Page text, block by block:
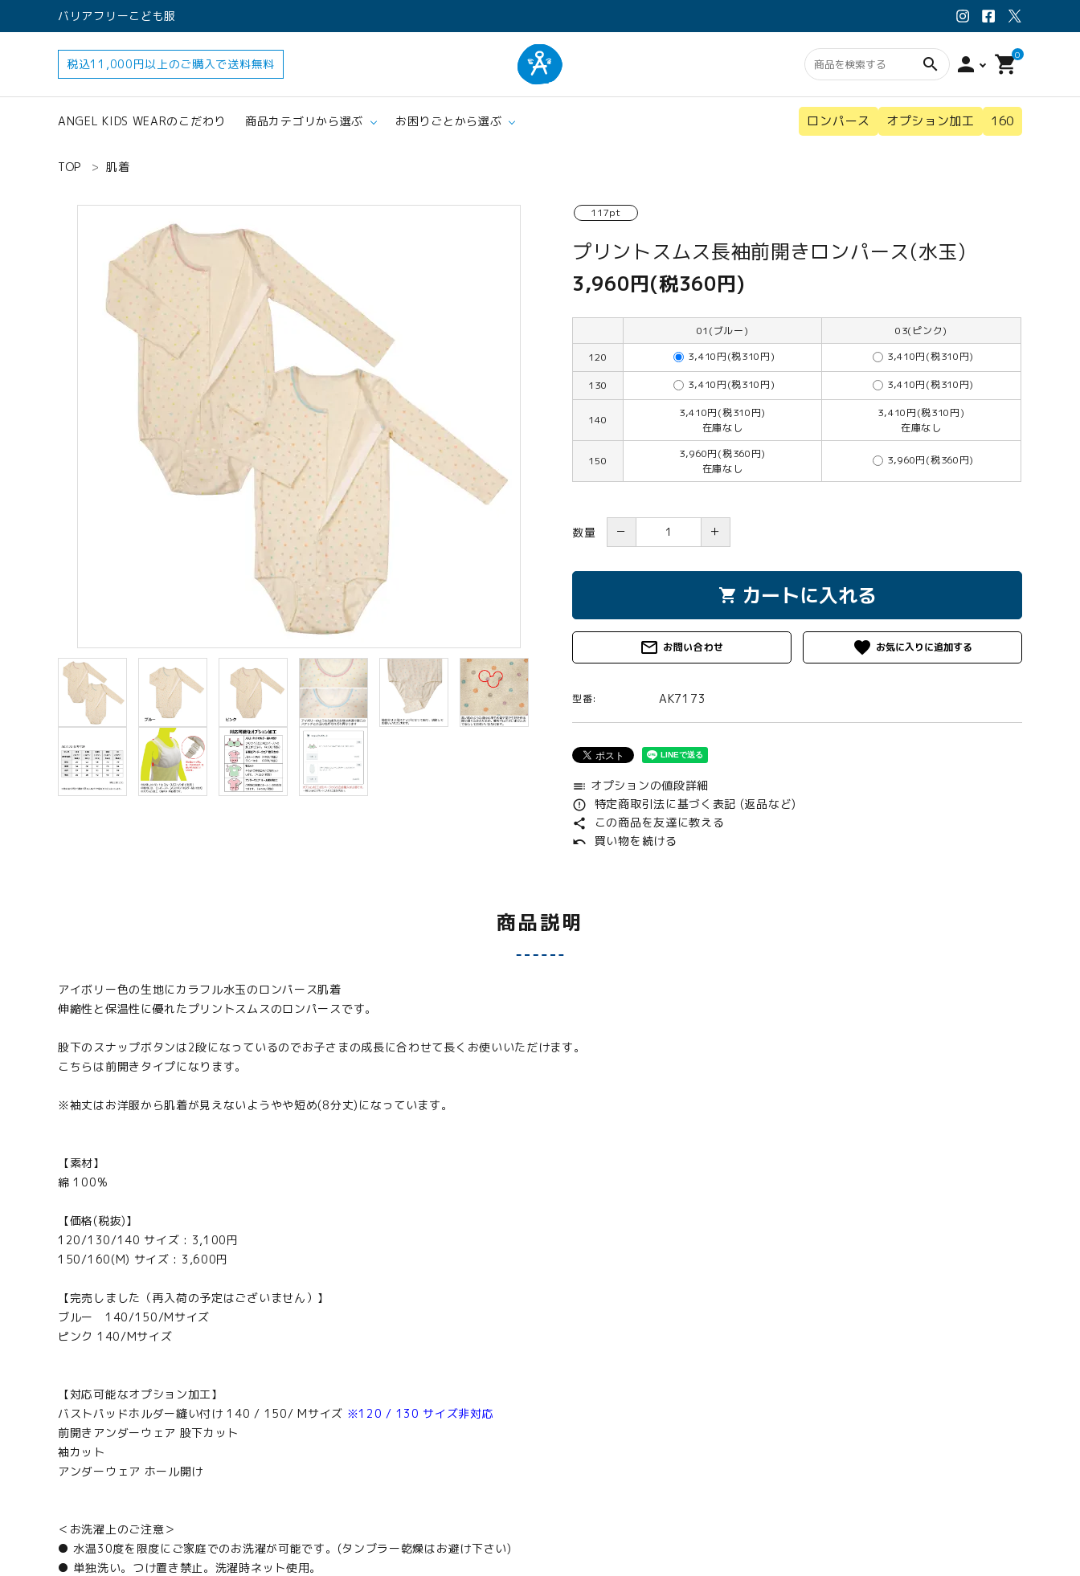
バリアフリーこども服
税込11,000円以上のご購入で送料無料 search person 0
shopping_cart
ANGEL KIDS WEARのこだわり 商品カテゴリから選ぶ お困りごとから選ぶ ロンパース オプション加工 160
オプション加工 160
ANGEL KIDS WEARのこだわり
TOP 肌着
117pt
プリントスムス長袖前開きロンパース(水玉)
3,960円(税360円)
01(ブルー)
03(ピンク)
120
3,410円(税310円) 3,410円(税310円)
130 3,410円(税310円) 3,410円(税310円)
140
3,410円(税310円)
在庫なし
3,410円(税310円)
在庫なし
150
3,960円(税360円)
在庫なし
3,960円(税360円)
数量 － ＋
shopping_cart カートに入れる
mail_outline お問い合わせ favorite
型番: AK7173
toc オプションの値段詳細
error_outline 特定商取引法に基づく表記 (返品など)
share この商品を友達に教える
undo 買い物を続ける
商品説明
アイボリー色の生地にカラフル水玉のロンパース肌着
伸縮性と保温性に優れたプリントスムスのロンパースです。
股下のスナップボタンは2段になっているのでお子さまの成長に合わせて長くお使いいただけます。
こちらは前開きタイプになります。
※袖丈はお洋服から肌着が見えないようやや短め(8分丈)になっています。
【素材】
綿 100%
【価格(税抜)】
120/130/140 サイズ : 3,100円
150/160(M) サイズ : 3,600円
【完売しました（再入荷の予定はございません）】
ブルー 140/150/Mサイズ
ピンク 140/Mサイズ
【対応可能なオプション加工】
バストパッドホルダー縫い付け 140 / 150/ Mサイズ ※120 / 130 サイズ非対応
前開きアンダーウェア 股下カット
袖カット
アンダーウェア ホール開け
＜お洗濯上のご注意＞
● 水温30度を限度にご家庭でのお洗濯が可能です。(タンブラー乾燥はお避け下さい)
● 単独洗い。つけ置き禁止。洗濯時ネット使用。